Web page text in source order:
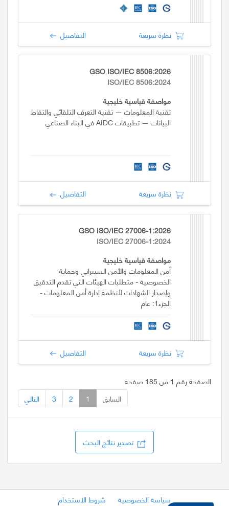
نظرة سريعة التفاصيل
GSO ISO/IEC 8506:2026
ISO/IEC 8506:2024
مواصفة قياسية خليجية
تقنية المعلومات — تقنية التعرف التلقائي والتقاط
البيانات — تطبيقات AIDC في البناء الصناعي
نظرة سريعة التفاصيل
GSO ISO/IEC 27006-1:2026
ISO/IEC 27006-1:2024
مواصفة قياسية خليجية
أمن المعلومات والأمن السيبراني وحماية
الخصوصية - متطلبات الهيئات التي تقدم التدقيق
وإصدار الشهادات لأنظمة إدارة أمن المعلومات -
الجزء1: عام
نظرة سريعة التفاصيل
الصفحة رقم 1 من 185 صفحة
السابق
1
2
3 التالي
تصدير نتائج البحث
سياسة الخصوصية شروط الاستخدام